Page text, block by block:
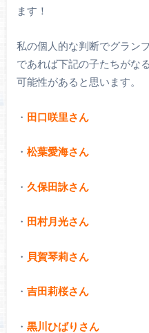
ます！
私の個人的な判断でグラン
であれば下記の子たちがなる
可能性があると思います。
・ 田口咲里さん
・ 松葉愛海さん
・ 久保田詠さん
・ 田村月光さん
・ 貝賀琴莉さん
・ 吉田莉桜さん
・ 黒川ひばりさん